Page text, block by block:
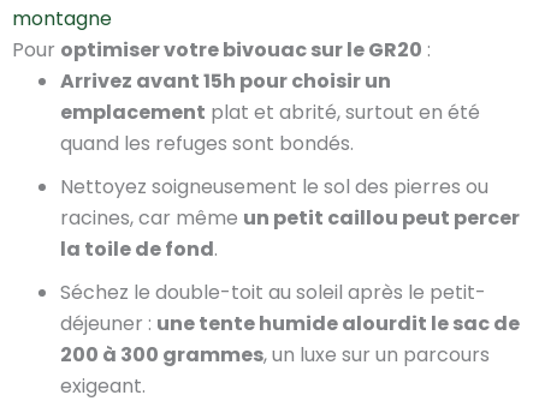
montagne
Pour optimiser votre bivouac sur le GR20 :
Arrivez avant 15h pour choisir un
emplacement plat et abrité, surtout en été
quand les refuges sont bondés.
Nettoyez soigneusement le sol des pierres ou
racines, car même un petit caillou peut percer
la toile de fond.
Séchez le double-toit au soleil après le petit-
déjeuner : une tente humide alourdit le sac de
200 à 300 grammes, un luxe sur un parcours
exigeant.